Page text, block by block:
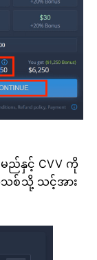
နှင့် CVV ကို
သစ်သို့ သင့်အား